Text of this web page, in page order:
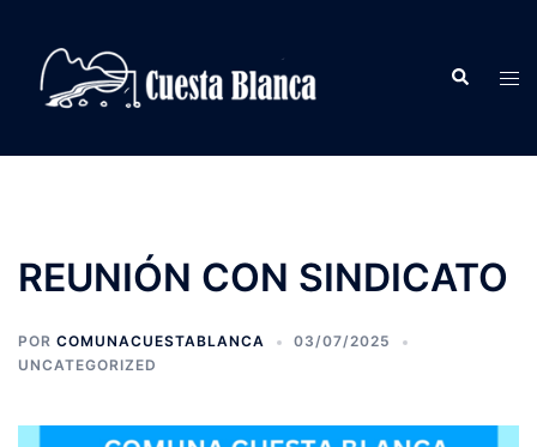
contenido
Buscar
REUNIÓN CON SINDICATO
POR COMUNACUESTABLANCA
03/07/2025
UNCATEGORIZED